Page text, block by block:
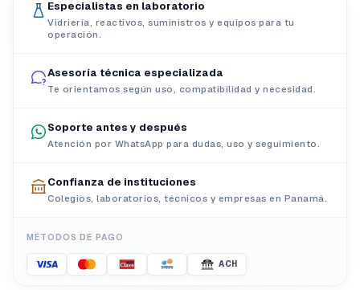
Especialistas en laboratorio
Vidriería, reactivos, suministros y equipos para tu
operación.
Asesoría técnica especializada
Te orientamos según uso, compatibilidad y necesidad.
Soporte antes y después
Atención por WhatsApp para dudas, uso y seguimiento.
Confianza de instituciones
Colegios, laboratorios, técnicos y empresas en Panamá.
MÉTODOS DE PAGO
ACH